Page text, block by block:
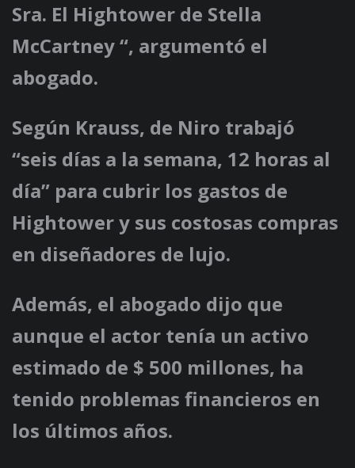
Sra. El Hightower de Stella
McCartney “, argumentó el
abogado.
Según Krauss, de Niro trabajó
“seis días a la semana, 12 horas al
día” para cubrir los gastos de
Hightower y sus costosas compras
en diseñadores de lujo.
Además, el abogado dijo que
aunque el actor tenía un activo
estimado de $ 500 millones, ha
tenido problemas financieros en
los últimos años.